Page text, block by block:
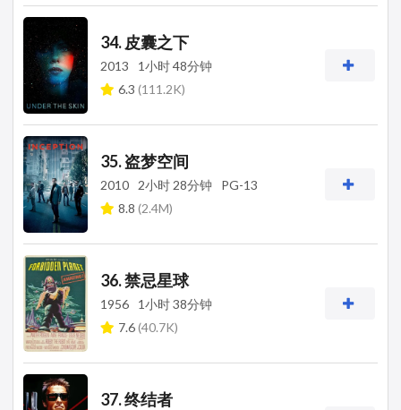
34. 皮囊之下
2013
1小时 48分钟
6.3 (111.2K)
35. 盗梦空间
2010 2小时 28分钟
PG-13
8.8 (2.4M)
36. 禁忌星球
1956
1小时 38分钟
7.6(40.7K)
37. 终结者